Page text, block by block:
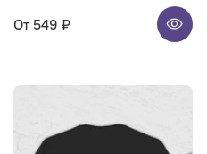
От 549 ₽